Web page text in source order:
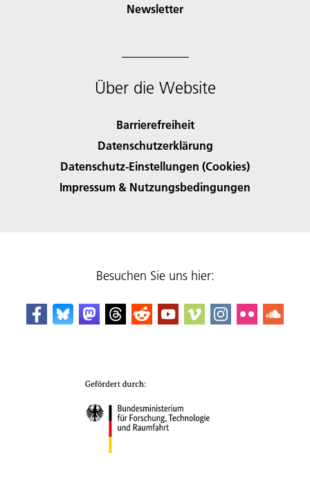
Newsletter
Über die Website
Barrierefreiheit
Datenschutzerklärung
Datenschutz-Einstellungen (Cookies)
Impressum & Nutzungsbedingungen
Besuchen Sie uns hier: